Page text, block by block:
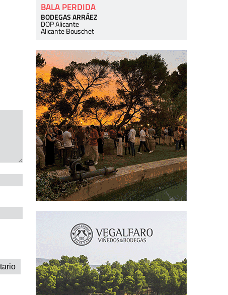
BALA PERDIDA
BODEGAS ARRÁEZ
DOP Alicante
Alicante Bouschet